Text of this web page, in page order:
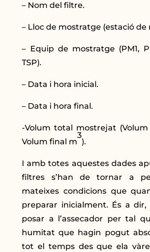
– Nom del filtre.
– Lloc de mostratge (estació de
– Equip de mostratge (PM1,
TSP).
– Data i hora inicial.
– Data i hora final.
-Volum total mostrejat
Volum final m
3
).
I amb totes aquestes dades
filtres s’han de tornar a
mateixes condicions que
preparar inicialment. És a
posar a l’assecador per tal
humitat que hagin pogut
tot el temps des que ela